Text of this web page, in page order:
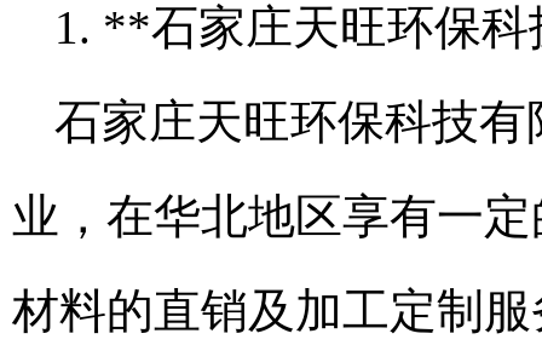
1. **石家庄天旺环保
石家庄天旺环保科技
业，在华北地区享有一
材料的直销及加工定制